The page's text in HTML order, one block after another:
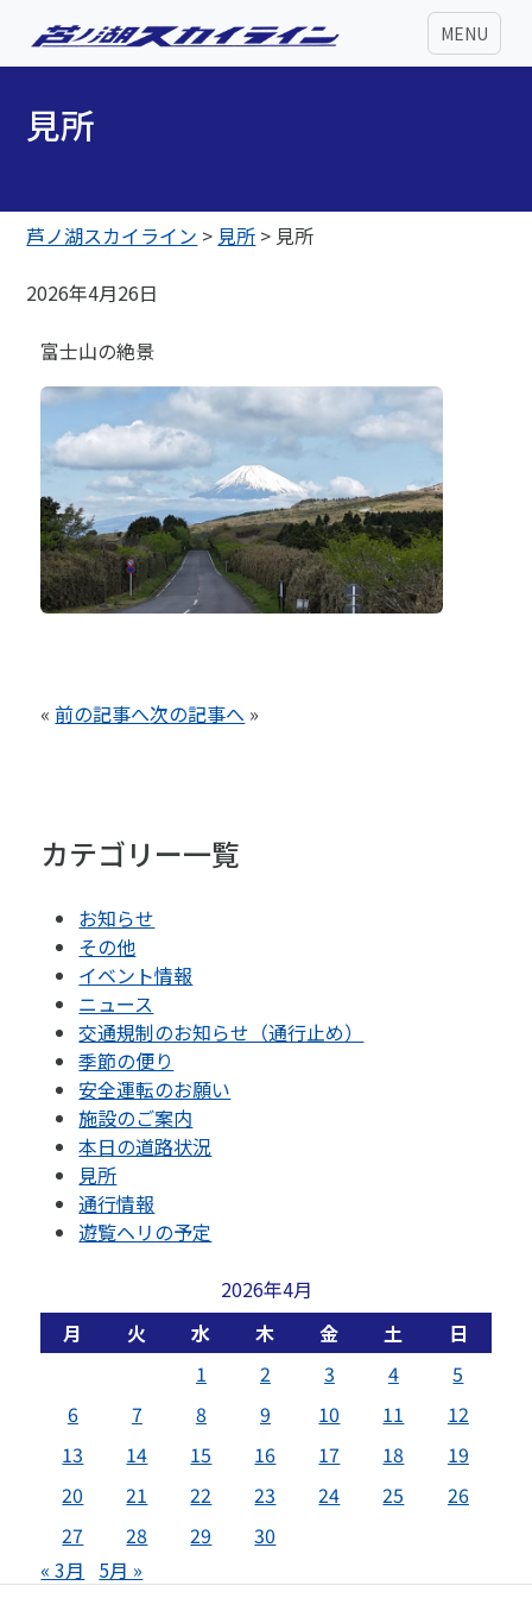
MENU
見所
芦ノ湖スカイライン > 見所 > 見所
2026年4月26日
富士山の絶景
«前の記事へ次の記事へ »
カテゴリー一覧
お知らせ
その他
イベント情報
ニュース
交通規制のお知らせ（通行止め）
季節の便り
安全運転のお願い
施設のご案内
本日の道路状況
見所
通行情報
遊覧ヘリの予定
2026年4月
月
火 水 木 金 土
日
1
2 3 4
5
6
7 8 9 10 11
12
13
14 15 16 17 18
19
20
21 22 23 24 25
26
27
28 29
30
« 3月
5月 »